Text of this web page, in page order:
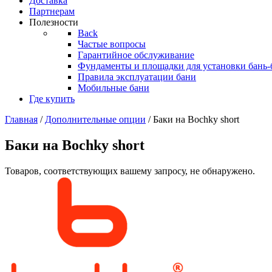
Партнерам
Полезности
Back
Частые вопросы
Гарантийное обслуживание
Фундаменты и площадки для установки бань-
Правила эксплуатации бани
Мобильные бани
Где купить
Главная / Дополнительные опции / Баки на Bochky short
Баки на Bochky short
Товаров, соответствующих вашему запросу, не обнаружено.